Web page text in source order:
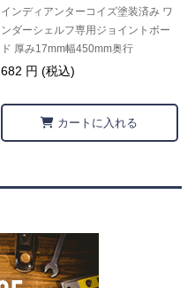
インディアンターコイズ塗装済み ワ
ンダーシェルフ専用ジョイントボー
ド 厚み17mm幅450mm奥行
50mm【IPCDIYLab.オリジナル】
682 円 (税込)
カートに入れる